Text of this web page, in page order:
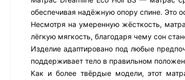
обеспечивая надёжную опору спине. Это
Несмотря на умеренную жёсткость,
лёгкую мягкость, благодаря чему сон
Изделие адаптировано под любые
поддерживает тело в правильном
Как и более твёрдые модели, этот